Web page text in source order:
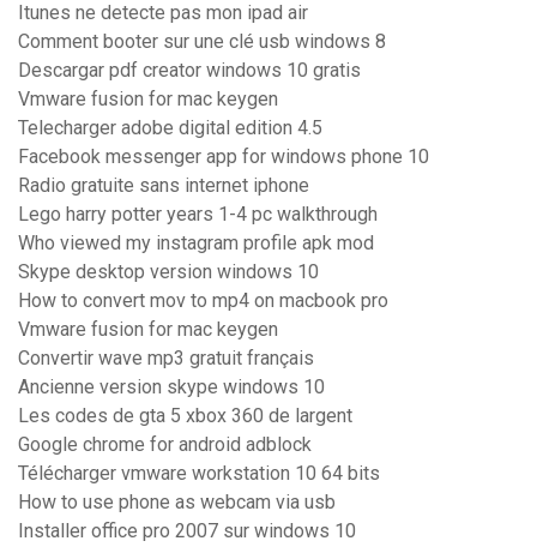
Itunes ne detecte pas mon ipad air
Comment booter sur une clé usb windows 8
Descargar pdf creator windows 10 gratis
Vmware fusion for mac keygen
Telecharger adobe digital edition 4.5
Facebook messenger app for windows phone 10
Radio gratuite sans internet iphone
Lego harry potter years 1-4 pc walkthrough
Who viewed my instagram profile apk mod
Skype desktop version windows 10
How to convert mov to mp4 on macbook pro
Vmware fusion for mac keygen
Convertir wave mp3 gratuit français
Ancienne version skype windows 10
Les codes de gta 5 xbox 360 de largent
Google chrome for android adblock
Télécharger vmware workstation 10 64 bits
How to use phone as webcam via usb
Installer office pro 2007 sur windows 10